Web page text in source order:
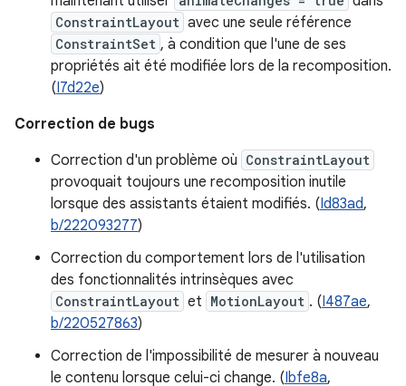
ConstraintLayout avec une seule référence
ConstraintSet , à condition que l'une de ses
propriétés ait été modifiée lors de la recomposition.
(I7d22e)
Correction de bugs
Correction d'un problème où ConstraintLayout
provoquait toujours une recomposition inutile
lorsque des assistants étaient modifiés. (Id83ad,
b/222093277)
Correction du comportement lors de l'utilisation
des fonctionnalités intrinsèques avec
ConstraintLayout et MotionLayout . (I487ae,
b/220527863)
Correction de l'impossibilité de mesurer à nouveau
le contenu lorsque celui-ci change. (Ibfe8a,